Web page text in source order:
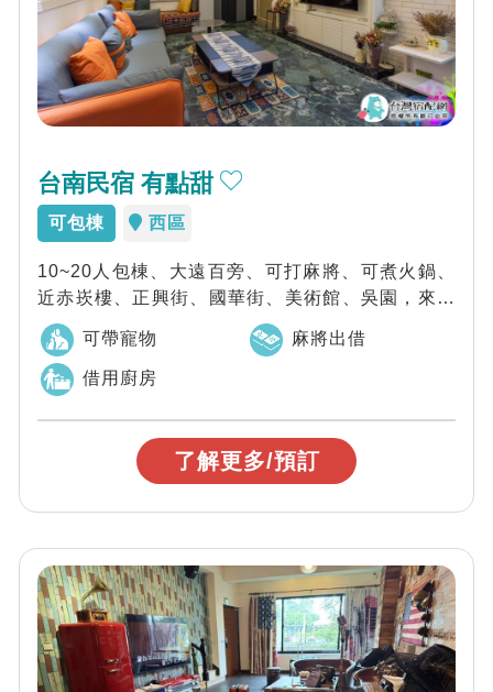
台南民宿 有點甜
可包棟 西區
10~20人包棟、大遠百旁、可打麻將、可煮火鍋、
近赤崁樓、正興街、國華街、美術館、吳園，來台
南一定要來有點甜民宿，讓您獲得滿滿的幸...
可帶寵物 麻將出借
借用廚房
了解更多/預訂